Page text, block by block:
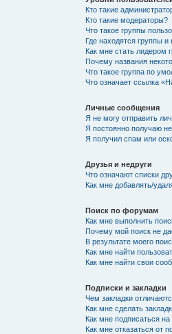
Кто такие
Кто такие модераторы?
Что такое группы
Где находятся группы и
Как мне стать лидером
Почему названия
Что такое группа по
Что означает ссылка
Личные сообщения
Я не могу отправить
Я постоянно получаю
Я получил спам или
Друзья и недруги
Что означают списки
Как мне добавлять/
Поиск по форумам
Как мне выполнить
Почему мой поиск не
В результате моего
Как мне найти
Как мне найти свои
Подписки и закладки
Чем закладки
Как мне сделать
Как мне подписаться
Как мне отказаться от